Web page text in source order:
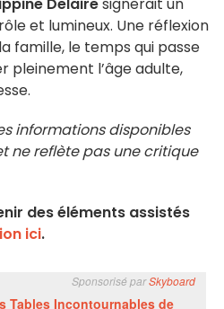
Delairesignerait un
et lumineux. Une réflexion
famille, le temps qui passe
pleinement l’âge adulte,
informations disponibles
ne reflète pas une critique
des éléments assistés
ici.